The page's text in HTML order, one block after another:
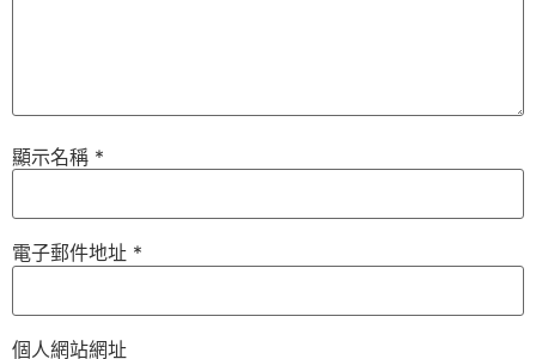
顯示名稱 *
電子郵件地址 *
個人網站網址